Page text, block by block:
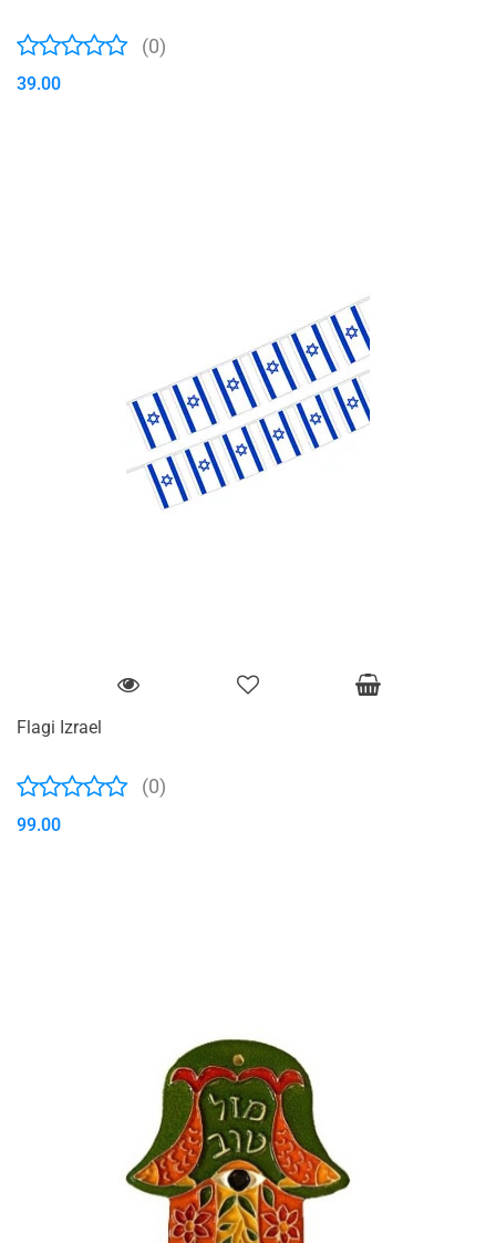
(0)
39.00
Flagi Izrael
(0)
99.00